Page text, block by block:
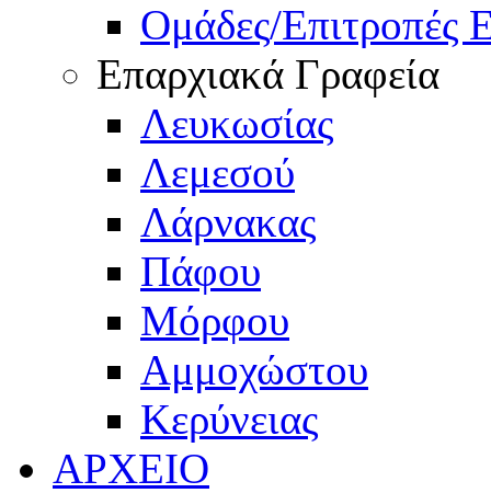
Ομάδες/Επιτροπές
Επαρχιακά Γραφεία
Λευκωσίας
Λεμεσού
Λάρνακας
Πάφου
Μόρφου
Αμμοχώστου
Κερύνειας
ΑΡΧΕΙΟ